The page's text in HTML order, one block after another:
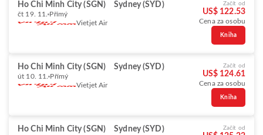
Ho Chi Minh City (SGN) Sydney (SYD)
čt 19. 11. Přímý
Vietjet Air
Začít od
US$ 122.53
Cena za osobu
Kniha
Ho Chi Minh City (SGN) Sydney (SYD)
út 10. 11. Přímý
Vietjet Air
Začít od
US$ 124.61
Cena za osobu
Kniha
Ho Chi Minh City (SGN) Sydney (SYD) Začít od